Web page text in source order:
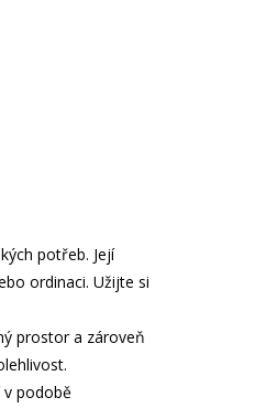
potřeb. Její
ordinaci. Užijte si
prostor a zároveň
v podobě